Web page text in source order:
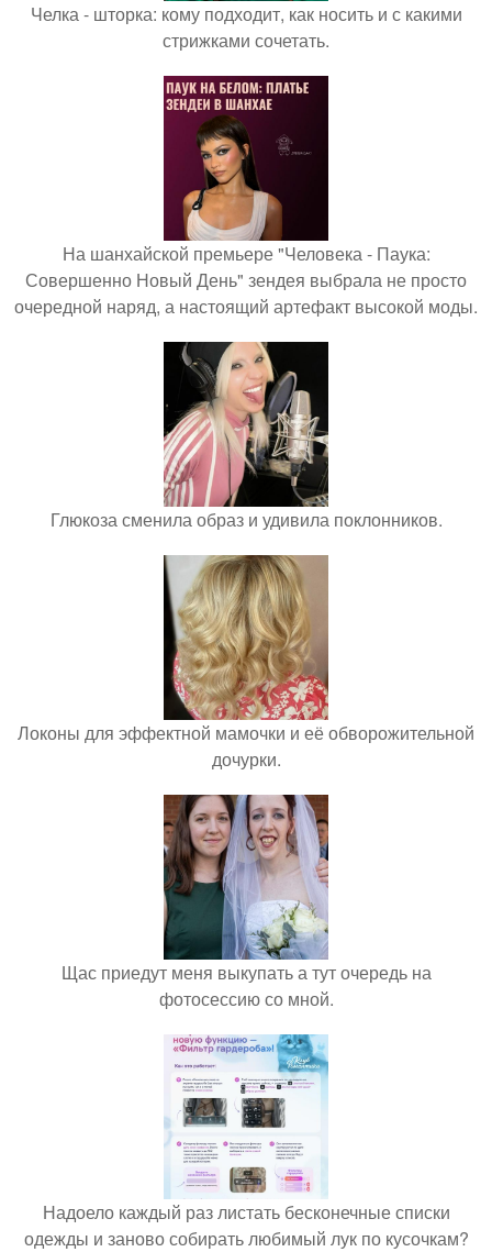
Челка - шторка: кому подходит, как носить и с какими
стрижками сочетать.
На шанхайской премьере "Человека - Паука:
Совершенно Новый День" зендея выбрала не просто
очередной наряд, а настоящий артефакт высокой моды.
Глюкоза сменила образ и удивила поклонников.
Локоны для эффектной мамочки и её обворожительной
дочурки.
Щас приедут меня выкупать а тут очередь на
фотосессию со мной.
Надоело каждый раз листать бесконечные списки
одежды и заново собирать любимый лук по кусочкам?